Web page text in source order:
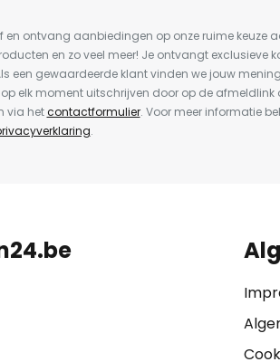
en ontvang aanbiedingen op onze ruime keuze
en zo veel meer! Je ontvangt exclusieve
een gewaardeerde klant vinden we jouw
elk moment uitschrijven door op de
via hetcontactformulier. Voor meer informatie
.